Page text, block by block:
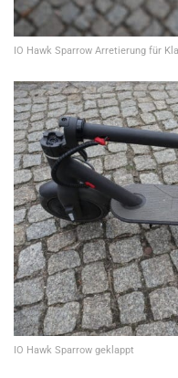
IO Hawk Sparrow Arretierung für
IO Hawk Sparrow geklappt